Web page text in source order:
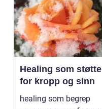
Healing som støtte
for kropp og sinn
healing som begrep